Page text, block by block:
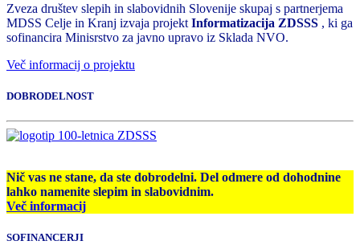
Zveza društev slepih in slabovidnih Slovenije skupaj s partnerjema
MDSS Celje in Kranj izvaja projekt Informatizacija ZDSSS , ki ga
sofinancira Minisrstvo za javno upravo iz Sklada NVO.
Več informacij o projektu
DOBRODELNOST
Nič vas ne stane, da ste dobrodelni. Del odmere od dohodnine
lahko namenite slepim in slabovidnim.
Več informacij
SOFINANCERJI